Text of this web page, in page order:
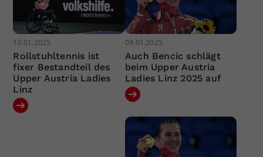
10.01.2025
Rollstuhltennis ist
fixer Bestandteil des
Upper Austria Ladies
Linz
09.01.2025
Auch Bencic schlägt
beim Upper Austria
Ladies Linz 2025 auf